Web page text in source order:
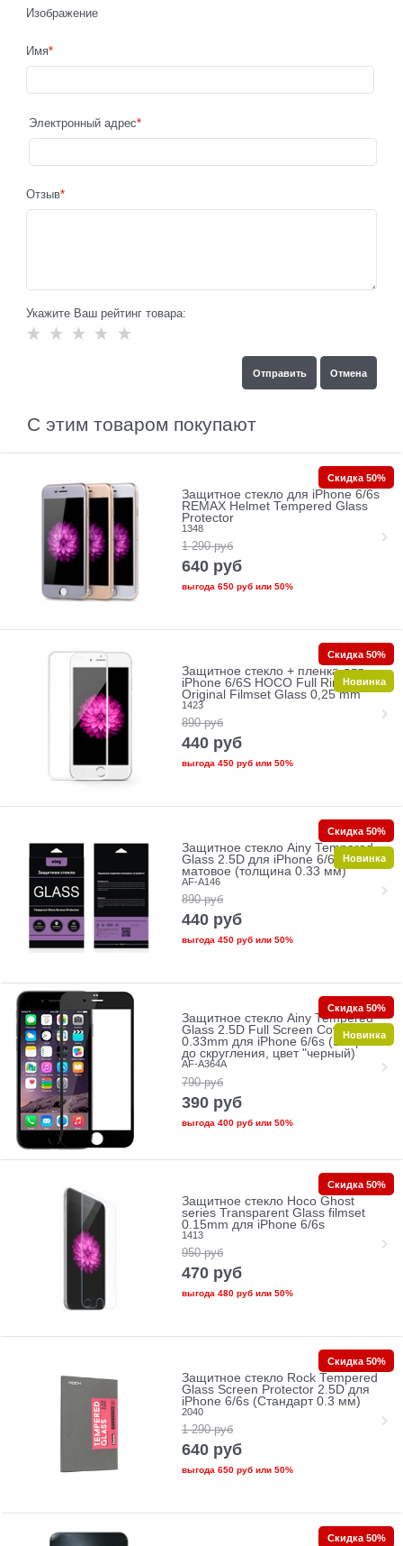
Изображение
Имя
Электронный адрес
Отзыв
Укажите Ваш рейтинг товара:
С этим товаром покупают
Защитное стекло для iPhone 6/6s
REMAX Helmet Tempered Glass
Protector
1348
1 290 руб
640 руб
выгода 650 рубили 50%
Скидка 50%
Защитное стекло + пленка для
iPhone 6/6S HOCO Full Rim
Original Filmset Glass 0,25 mm
1423
890 руб
440 руб
выгода 450 рубили 50%
Скидка 50%
Новинка
Защитное стекло Ainy Tempered
Glass 2.5D для iPhone 6/6s
матовое (толщина 0.33 мм)
AF-A146
890 руб
440 руб
выгода 450 рубили 50%
Скидка 50%
Новинка
Защитное стекло Ainy Tempered
Glass 2.5D Full Screen Cover
0.33mm для iPhone 6/6s (Защита
до скругления, цвет "черный)
AF-A364A
790 руб
390 руб
выгода 400 рубили 50%
Скидка 50%
Новинка
Защитное стекло Hoco Ghost
series Transparent Glass filmset
0.15mm для iPhone 6/6s
1413
950 руб
470 руб
выгода 480 рубили 50%
Скидка 50%
Защитное стекло Rock Tempered
Glass Screen Protector 2.5D для
iPhone 6/6s (Стандарт 0.3 мм)
2040
1 290 руб
640 руб
выгода 650 рубили 50%
Скидка 50%
Скидка 50%